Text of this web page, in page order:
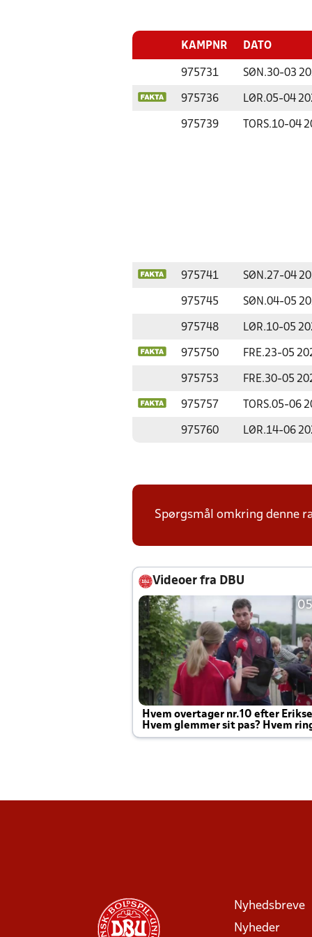
KAMPNR DATO
975731 SØN.30-03
975736 LØR.05-04
975739 TORS.10-04
975741 SØN.27-04
975745 SØN.04-05
975748 LØR.10-05
975750 FRE.23-05
975753 FRE.30-05
975757 TORS.05-06
975760 LØR.14-06
Spørgsmål omkring denne
Videoer fra DBU
Hvem overtager nr.10 efter
Hvem glemmer sit pas? Hvem
Joachim altid til efter kampe?
Nyhedsbreve
Nyheder